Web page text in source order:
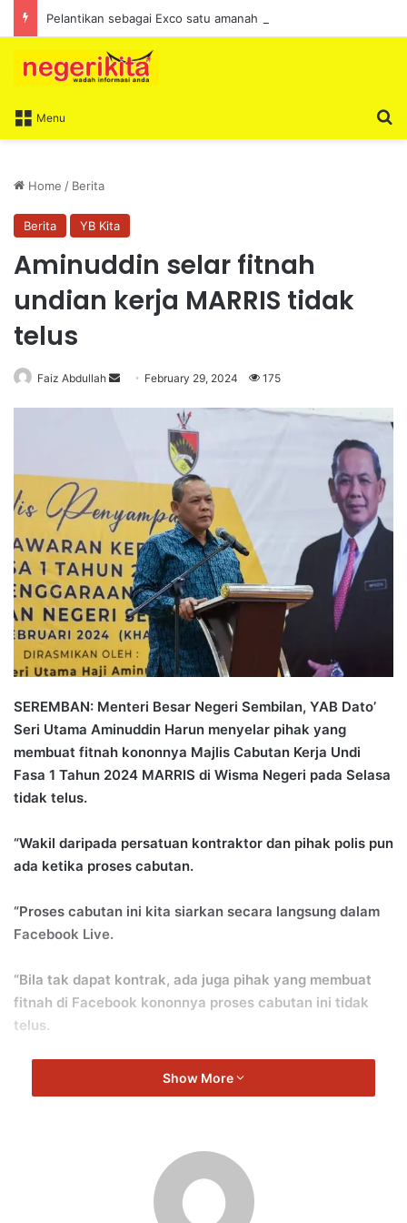
Menu
Home / Berita
Berita YB Kita
Aminuddin selar fitnah
undian kerja MARRIS tidak
telus
Faiz Abdullah
e
a
i
l
February 29, 2024 175
SEREMBAN: Menteri Besar Negeri Sembilan, YAB Dato’
Seri Utama Aminuddin Harun menyelar pihak yang
membuat fitnah kononnya Majlis Cabutan Kerja Undi
Fasa 1 Tahun 2024 MARRIS di Wisma Negeri pada Selasa
tidak telus.
“Wakil daripada persatuan kontraktor dan pihak polis pun
ada ketika proses cabutan.
“Proses cabutan ini kita siarkan secara langsung dalam
Facebook Live.
“Bila tak dapat kontrak, ada juga pihak yang membuat
fitnah di Facebook kononnya proses cabutan ini tidak
telus.
“Kalau tak faham proses cabutan itu, tanya kepada
persatuan kontraktor. Janganlah buat fitnah,” kata
Show More